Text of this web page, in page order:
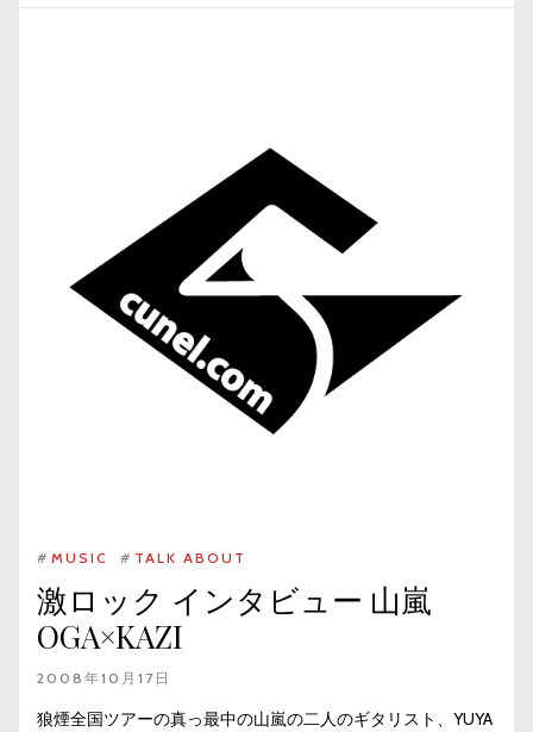
# MUSIC # TALK ABOUT
激ロック インタビュー 山嵐
OGA×KAZI
2008年10月17日
狼煙全国ツアーの真っ最中の山嵐の二人のギタリスト、YUYA